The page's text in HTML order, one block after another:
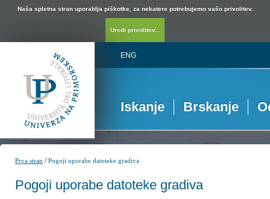
Naša spletna stran uporablja piškotke, za nekatere potrebujemo vašo privolitev.
Uredi privolitev...
ENG
Iskanje Brskanje
Prva stran /Pogoji uporabe datoteke gradiva
Pogoji uporabe datoteke gradiva